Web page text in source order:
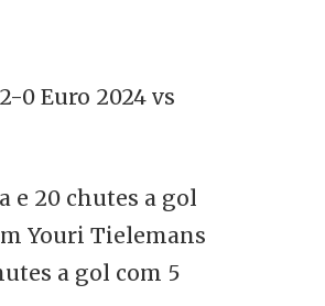
0 Euro 2024 vs
e 20 chutes a gol
Youri Tielemans
a gol com 5